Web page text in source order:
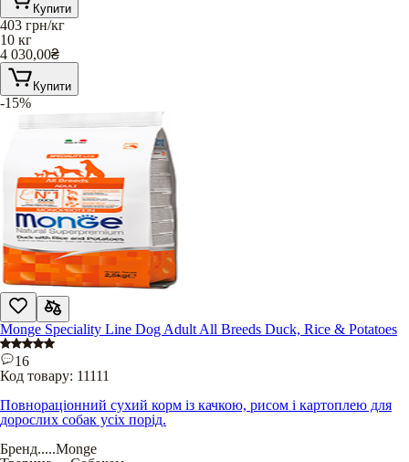
Купити
403 грн/кг
10 кг
4 030,00₴
Купити
-15%
Monge Speciality Line Dog Adult All Breeds Duck, Rice & Potatoes
16
Код товару: 11111
Повнораціонний сухий корм із качкою, рисом і картоплею для
дорослих собак усіх порід.
Бренд.....Monge